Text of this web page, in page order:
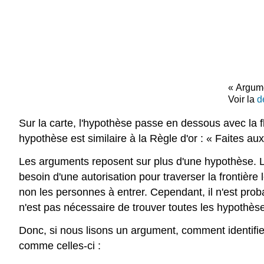
«
Voir la
Sur la carte, l'hypothèse passe en dessous avec
hypothèse est similaire à la Règle d'or : « Faites
Les arguments reposent sur plus d'une
besoin d'une autorisation pour traverser la
non les personnes à entrer. Cependant, il n'est
n'est pas nécessaire de trouver toutes les
Donc, si nous lisons un argument, comment
comme celles-ci :